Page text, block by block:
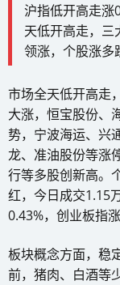
沪指低开高走涨
天低开高走，三
领涨，个股涨多
市场全天低开高走
大涨，恒宝股份、
势，宁波海运、兴
龙、准油股份等涨
行等多股创新高。
红，今日成交1.15
0.43%，创业板指涨
板块概念方面，稳
前，猪肉、白酒等